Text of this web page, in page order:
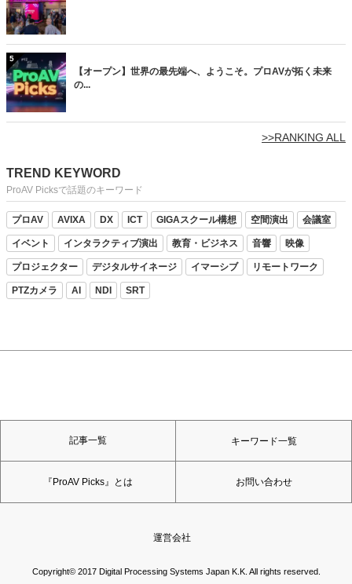
5
【オープン】世界の最先端へ、ようこそ。プロAVが拓く未来
の...
>>RANKING ALL
TREND KEYWORD
ProAV Picksで話題のキーワード
プロAV AVIXA DX ICT GIGAスクール構想 空間演出 会議室
イベント インタラクティブ演出 教育・ビジネス 音響 映像
プロジェクター デジタルサイネージ イマーシブ リモートワーク
PTZカメラ AI NDI SRT
記事一覧 キーワード一覧
『ProAV Picks』とは お問い合わせ
運営会社
Copyright© 2017 Digital Processing Systems Japan K.K. All rights reserved.